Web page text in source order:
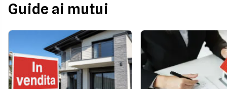
Guide ai mutui